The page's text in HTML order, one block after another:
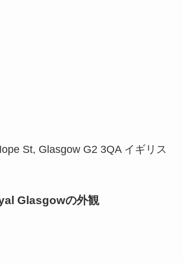
St, Glasgow G2 3QA イギリス
Glasgowの外観